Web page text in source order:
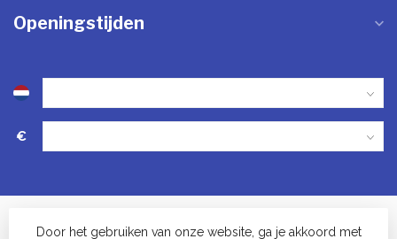
Openingstijden
€
Door het gebruiken van onze website, ga je akkoord met